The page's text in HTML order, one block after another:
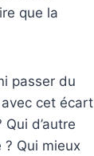
que la
passer du
cet écart
d’autre
Qui mieux